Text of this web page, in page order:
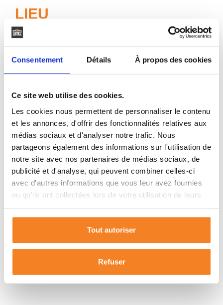
Consentement Détails À propos des cookies
Ce site web utilise des cookies.
Les cookies nous permettent de personnaliser le contenu
et les annonces, d'offrir des fonctionnalités relatives aux
médias sociaux et d'analyser notre trafic. Nous
partageons également des informations sur l'utilisation de
notre site avec nos partenaires de médias sociaux, de
publicité et d'analyse, qui peuvent combiner celles-ci
avec d'autres informations que vous leur avez fournies
ou qu'ils ont collectées lors de votre utilisation de leurs
Tout autoriser
Refuser
LIEU
Biscarrosse
40600